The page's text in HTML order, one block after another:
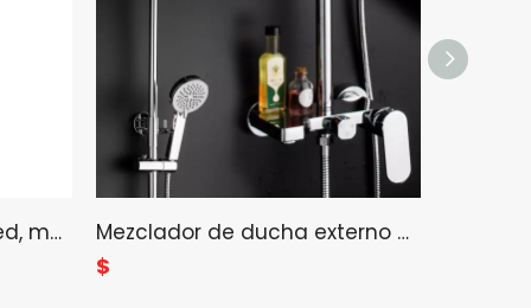
Juego de ducha de pared, mezclador de agua para baño, cabezal de ducha tipo lluvia Mezclador de ducha externo de latón, monomando, moderno, cromado (10163)
$